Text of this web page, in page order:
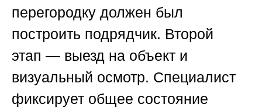
перегородку должен был
построить подрядчик. Второй
этап — выезд на объект и
визуальный осмотр. Специалист
фиксирует общее состояние